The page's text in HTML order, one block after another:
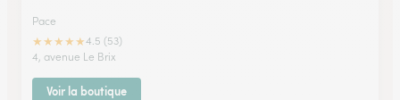
Pace
★★★★★4.5 (53)
4, avenue Le Brix
Voir la boutique